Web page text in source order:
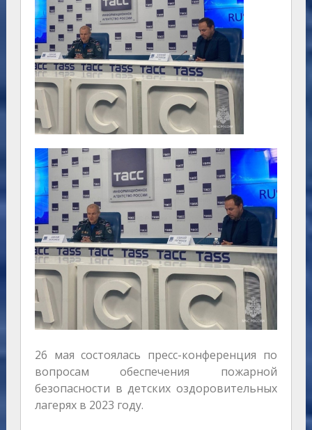
26 мая состоялась пресс-конференция по
вопросам обеспечения пожарной
безопасности в детских оздоровительных
лагерях в 2023 году.